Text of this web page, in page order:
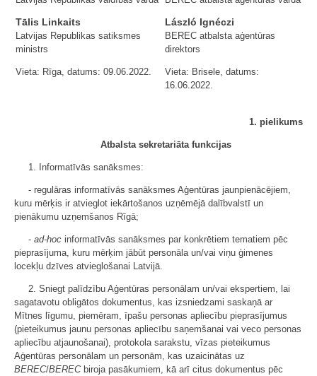
Tālis Linkaits
Latvijas Republikas satiksmes
ministrs
Vieta: Rīga, datums: 09.06.2022.
László Ignéczi
BEREC atbalsta aģentūras
direktors
Vieta: Brisele, datums:
16.06.2022.
1. pielikums
Atbalsta sekretariāta funkcijas
1. Informatīvās sanāksmes:
- regulāras informatīvās sanāksmes Aģentūras jaunpienācējiem,
kuru mērķis ir atvieglot iekārtošanos uzņēmējā dalībvalstī un
pienākumu uzņemšanos Rīgā;
- ad-hoc informatīvās sanāksmes par konkrētiem tematiem pēc
pieprasījuma, kuru mērķim jābūt personāla un/vai viņu ģimenes
locekļu dzīves atvieglošanai Latvijā.
2. Sniegt palīdzību Aģentūras personālam un/vai ekspertiem, lai
sagatavotu obligātos dokumentus, kas izsniedzami saskaņā ar
Mītnes līgumu, piemēram, īpašu personas apliecību pieprasījumus
(pieteikumus jaunu personas apliecību saņemšanai vai veco personas
apliecību atjaunošanai), protokola sarakstu, vīzas pieteikumus
Aģentūras personālam un personām, kas uzaicinātas uz
BEREC/BERECbiroja pasākumiem, kā arī citus dokumentus pēc